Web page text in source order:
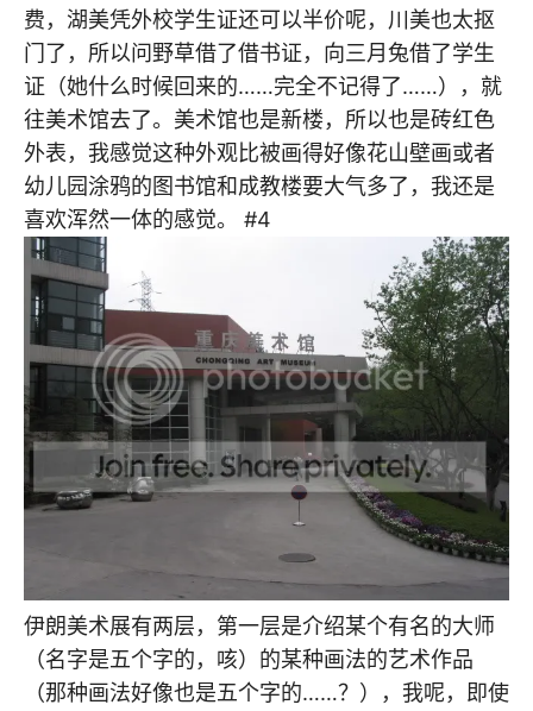
费，湖美凭外校学生证还可以半价呢，川美也太抠
门了，所以问野草借了借书证，向三月兔借了学生
证（她什么时候回来的……完全不记得了……），就
往美术馆去了。美术馆也是新楼，所以也是砖红色
外表，我感觉这种外观比被画得好像花山壁画或者
幼儿园涂鸦的图书馆和成教楼要大气多了，我还是
喜欢浑然一体的感觉。 #4
伊朗美术展有两层，第一层是介绍某个有名的大师
（名字是五个字的，咳）的某种画法的艺术作品
（那种画法好像也是五个字的……？），我呢，即使